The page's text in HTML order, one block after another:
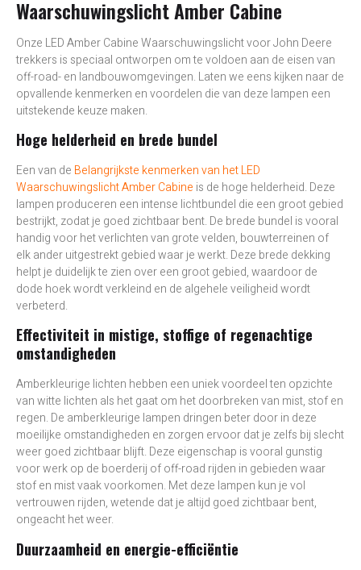
Waarschuwingslicht Amber Cabine
Onze LED Amber Cabine Waarschuwingslicht voor John Deere
trekkers is speciaal ontworpen om te voldoen aan de eisen van
off-road- en landbouwomgevingen. Laten we eens kijken naar de
opvallende kenmerken en voordelen die van deze lampen een
uitstekende keuze maken.
Hoge helderheid en brede bundel
Een van de Belangrijkste kenmerken van het LED
Waarschuwingslicht Amber Cabine is de hoge helderheid. Deze
lampen produceren een intense lichtbundel die een groot gebied
bestrijkt, zodat je goed zichtbaar bent. De brede bundel is vooral
handig voor het verlichten van grote velden, bouwterreinen of
elk ander uitgestrekt gebied waar je werkt. Deze brede dekking
helpt je duidelijk te zien over een groot gebied, waardoor de
dode hoek wordt verkleind en de algehele veiligheid wordt
verbeterd.
Effectiviteit in mistige, stoffige of regenachtige
omstandigheden
Amberkleurige lichten hebben een uniek voordeel ten opzichte
van witte lichten als het gaat om het doorbreken van mist, stof en
regen. De amberkleurige lampen dringen beter door in deze
moeilijke omstandigheden en zorgen ervoor dat je zelfs bij slecht
weer goed zichtbaar blijft. Deze eigenschap is vooral gunstig
voor werk op de boerderij of off-road rijden in gebieden waar
stof en mist vaak voorkomen. Met deze lampen kun je vol
vertrouwen rijden, wetende dat je altijd goed zichtbaar bent,
ongeacht het weer.
Duurzaamheid en energie-efficiëntie